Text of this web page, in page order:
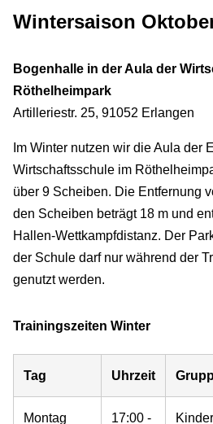
Wintersaison
Bogenhalle in der Aula der
Röthelheimpark
Artilleriestr. 25, 91052 Erlangen
Im Winter nutzen wir die Aula der
Wirtschaftsschule im
über 9 Scheiben. Die Entfernung
den Scheiben beträgt 18 m und
Hallen-Wettkampfdistanz. Der
der Schule darf nur während der
genutzt werden.
Trainingszeiten Winter
Tag Uhrzeit
Montag
17:00 -
Kinder